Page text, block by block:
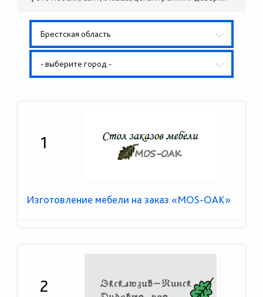
Брестская область
- выберите город -
1
Изготовление мебели на заказ «MOS-OAK»
2